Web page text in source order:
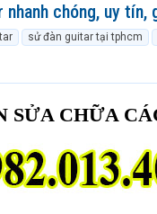
chóng, uy tín,
sử đàn guitar tại tphcm
SỬA CHỮA